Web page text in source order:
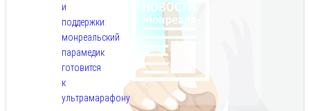
и
поддержки:
монреальский
парамедик
готовится
к
ультрамарафону